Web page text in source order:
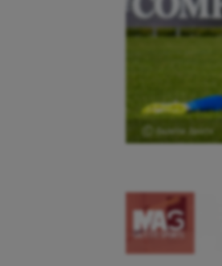
Ⓒ Gazette Sports